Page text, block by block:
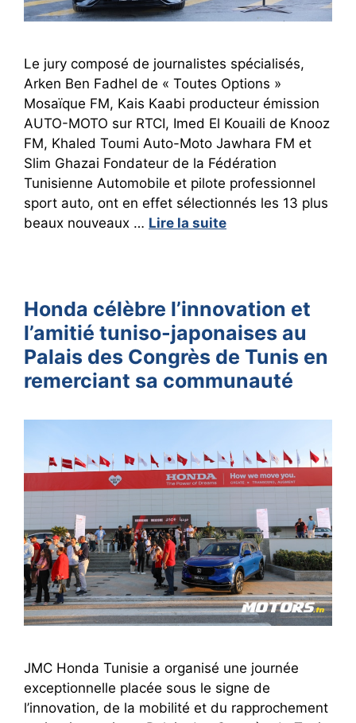
Le jury composé de journalistes spécialisés,
Arken Ben Fadhel de « Toutes Options »
Mosaïque FM, Kais Kaabi producteur émission
AUTO-MOTO sur RTCI, Imed El Kouaili de Knooz
FM, Khaled Toumi Auto-Moto Jawhara FM et
Slim Ghazai Fondateur de la Fédération
Tunisienne Automobile et pilote professionnel
sport auto, ont en effet sélectionnés les 13 plus
beaux nouveaux … Lire la suite
Honda célèbre l’innovation et
l’amitié tuniso-japonaises au
Palais des Congrès de Tunis en
remerciant sa communauté
JMC Honda Tunisie a organisé une journée
exceptionnelle placée sous le signe de
l’innovation, de la mobilité et du rapprochement